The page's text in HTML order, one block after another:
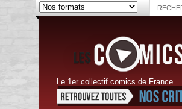
Le 1er collectif comics de France